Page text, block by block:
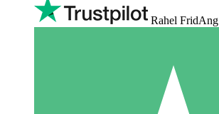
Rahel FridAng